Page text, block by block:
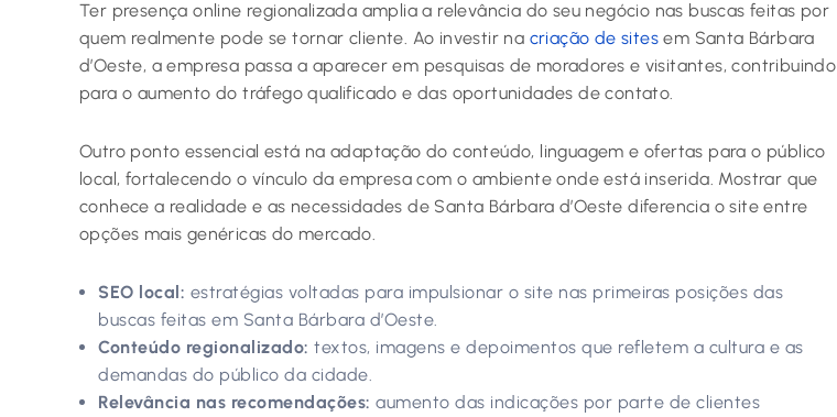
Ter presença online regionalizada amplia a relevância do seu negócio nas buscas feitas por
quem realmente pode se tornar cliente. Ao investir na criação de sites em Santa Bárbara
d’Oeste, a empresa passa a aparecer em pesquisas de moradores e visitantes, contribuindo
para o aumento do tráfego qualificado e das oportunidades de contato.
Outro ponto essencial está na adaptação do conteúdo, linguagem e ofertas para o público
local, fortalecendo o vínculo da empresa com o ambiente onde está inserida. Mostrar que
conhece a realidade e as necessidades de Santa Bárbara d’Oeste diferencia o site entre
opções mais genéricas do mercado.
SEO local: estratégias voltadas para impulsionar o site nas primeiras posições das
buscas feitas em Santa Bárbara d’Oeste.
Conteúdo regionalizado: textos, imagens e depoimentos que refletem a cultura e as
demandas do público da cidade.
Relevância nas recomendações: aumento das indicações por parte de clientes